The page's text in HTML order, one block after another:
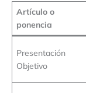
Artículo o
ponencia
Presentación
Objetivo